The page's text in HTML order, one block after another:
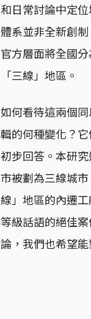
和日常討論中定
體系並非全新創
官方層面將全國
「三線」地區。
如何看待這兩個
輯的何種變化？
初步回答。本研
市被劃為三線城
線」地區的內遷
等級話語的絕佳
論，我們也希望